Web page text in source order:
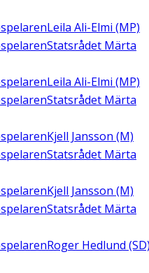
Leila Ali-Elmi (MP)
Statsrådet Märta
Leila Ali-Elmi (MP)
Statsrådet Märta
Kjell Jansson (M)
Statsrådet Märta
Kjell Jansson (M)
Statsrådet Märta
Roger Hedlund